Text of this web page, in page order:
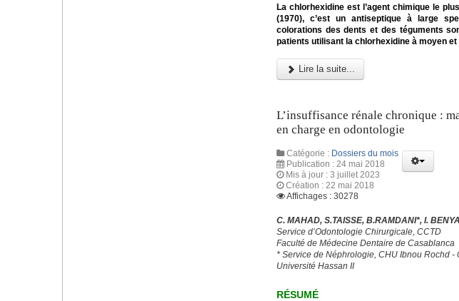
La chlorhexidine est l’agent chimique le
(1970), c’est un antiseptique à large
colorations des dents et des téguments
patients utilisant la chlorhexidine à moyen et
Lire la suite...
L’insuffisance rénale chronique :
en charge en odontologie
Catégorie : Dossiers du mois
Publication : 24 mai 2018
Mis à jour : 3 juillet 2023
Création : 22 mai 2018
Affichages : 30278
C. MAHAD, S.TAISSE, B.RAMDANI*, I.
Service d’Odontologie Chirurgicale, CCTD
Faculté de Médecine Dentaire de Casablanca
* Service de Néphrologie, CHU Ibnou Rochd -
Université Hassan II
RÉSUMÉ